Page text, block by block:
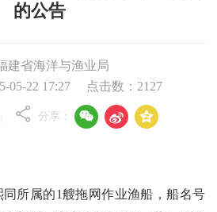
的公告
建省海洋与渔业局
05-22 17:27
点击数： 2127
分享：   
属的1艘拖网作业渔船，船名号